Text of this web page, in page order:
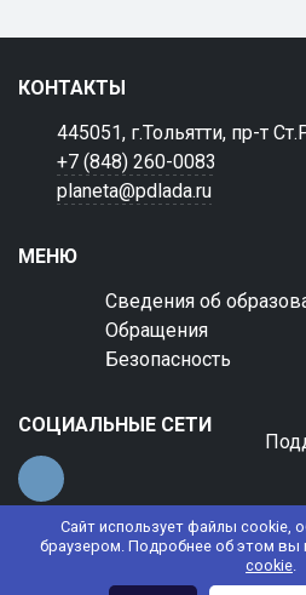
Сайт использует файлы cookie,
браузером. Подробнее об этом вы
cookie.
КОНТАКТЫ
445051, г.Тольятти, пр-т
+7 (848) 260-0083
planeta@pdlada.ru
МЕНЮ
Сведения об
Обращения
Безопасность
СОЦИАЛЬНЫЕ СЕТИ